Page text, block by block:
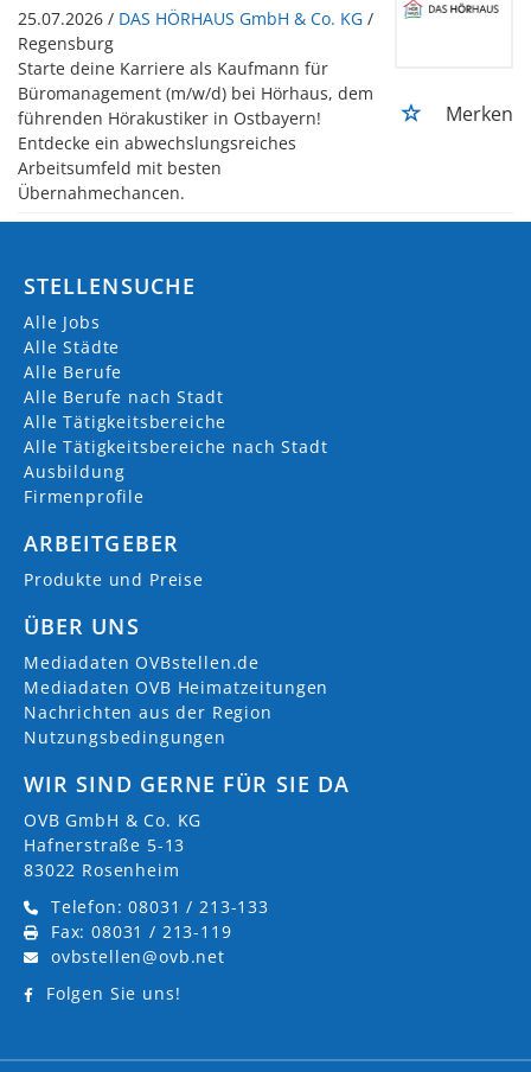
25.07.2026 / DAS HÖRHAUS GmbH & Co. KG /
Regensburg
Starte deine Karriere als Kaufmann für
Büromanagement (m/w/d) bei Hörhaus, dem
führenden Hörakustiker in Ostbayern!
Entdecke ein abwechslungsreiches
Arbeitsumfeld mit besten
Übernahmechancen.
Merken
STELLENSUCHE
Alle Jobs
Alle Städte
Alle Berufe
Alle Berufe nach Stadt
Alle Tätigkeitsbereiche
Alle Tätigkeitsbereiche nach Stadt
Ausbildung
Firmenprofile
ARBEITGEBER
Produkte und Preise
ÜBER UNS
Mediadaten OVBstellen.de
Mediadaten OVB Heimatzeitungen
Nachrichten aus der Region
Nutzungsbedingungen
WIR SIND GERNE FÜR SIE DA
OVB GmbH & Co. KG
Hafnerstraße 5-13
83022 Rosenheim
Telefon: 08031 / 213-133
Fax: 08031 / 213-119
ovbstellen@ovb.net
Folgen Sie uns!